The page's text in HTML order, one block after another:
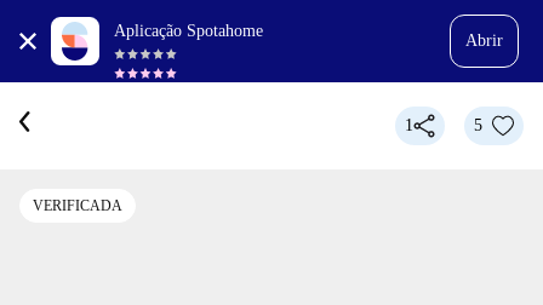
Aplicação Spotahome
Abrir
1 5
VERIFICADA